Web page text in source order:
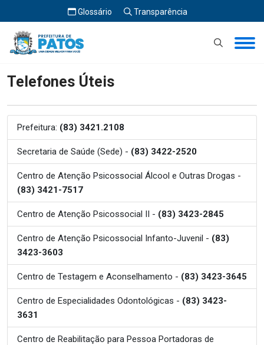
Glossário Transparência
Início Telefones Úteis
Telefones Úteis
Prefeitura: (83) 3421.2108
Secretaria de Saúde (Sede) - (83) 3422-2520
Centro de Atenção Psicossocial Álcool e Outras Drogas -
(83) 3421-7517
Centro de Atenção Psicossocial II - (83) 3423-2845
Centro de Atenção Psicossocial Infanto-Juvenil - (83)
3423-3603
Centro de Testagem e Aconselhamento - (83) 3423-3645
Centro de Especialidades Odontológicas - (83) 3423-
3631
Centro de Reabilitação para Pessoa Portadoras de